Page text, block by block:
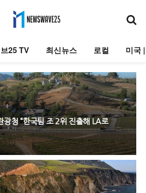
25 TV 최신뉴스 로컬 미국
광청 “한국팀 조 2위 진출해 LA로